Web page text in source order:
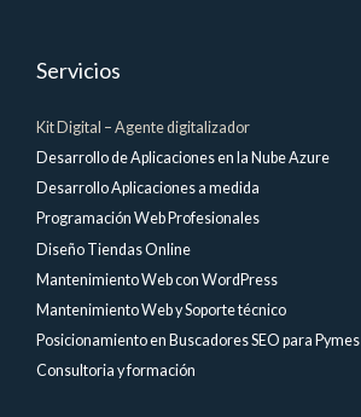
Servicios
Kit Digital – Agente digitalizador
Desarrollo de Aplicaciones en la Nube Azure
Desarrollo Aplicaciones a medida
Programación Web Profesionales
Diseño Tiendas Online
Mantenimiento Web con WordPress
Mantenimiento Web y Soporte técnico
Posicionamiento en Buscadores SEO para Pymes
Consultoria y formación